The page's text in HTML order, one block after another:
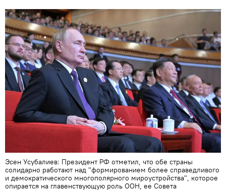
Эсен Усубалиев: Президент РФ отметил, что обе страны
солидарно работают над "формированием более справедливого
и демократического многополярного мироустройства", которое
опирается на главенствующую роль ООН, ее Совета